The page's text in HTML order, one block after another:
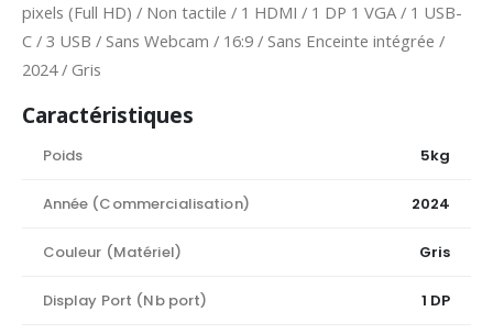
pixels (Full HD) / Non tactile / 1 HDMI / 1 DP 1 VGA / 1 USB-
C / 3 USB / Sans Webcam / 16:9 / Sans Enceinte intégrée /
2024 / Gris
Caractéristiques
Poids 5kg
Année (Commercialisation) 2024
Couleur (Matériel) Gris
Display Port (Nb port) 1 DP